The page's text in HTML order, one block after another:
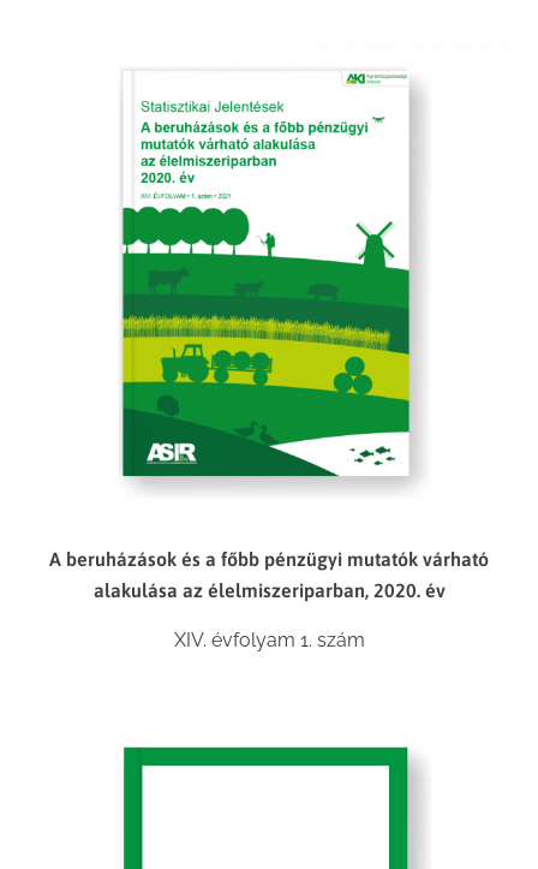
A beruházások és a főbb pénzügyi mutatók várható
alakulása az élelmiszeriparban, 2020. év
XIV. évfolyam 1. szám